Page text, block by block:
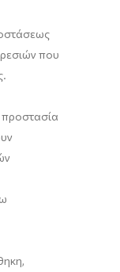
που
προστασία